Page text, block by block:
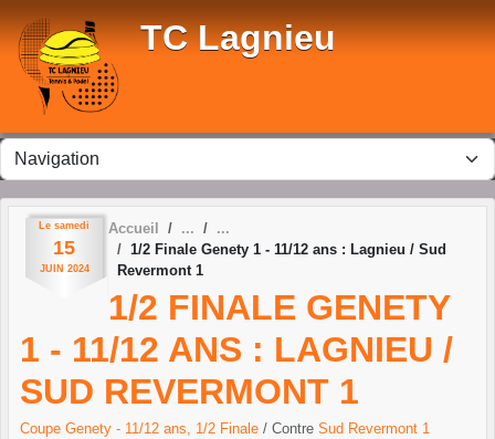
TC Lagnieu
Le samedi
15
JUIN 2024
Accueil
1/2 Finale Genety 1 - 11/12 ans : Lagnieu / Sud
Revermont 1
1/2 FINALE GENETY
1 - 11/12 ANS : LAGNIEU /
SUD REVERMONT 1
Coupe Genety - 11/12 ans, 1/2 Finale / Contre Sud Revermont 1